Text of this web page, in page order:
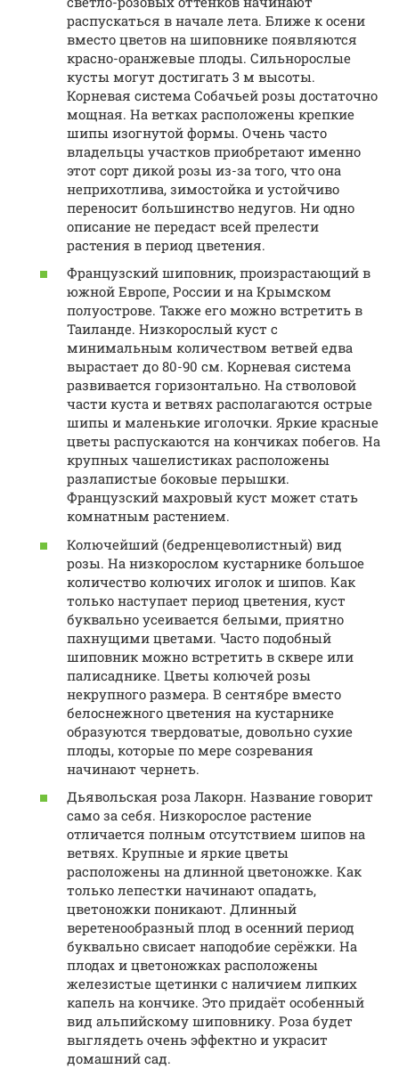
распускаться в начале лета. Ближе к осени
вместо цветов на шиповнике появляются
красно-оранжевые плоды. Сильнорослые
кусты могут достигать 3 м высоты.
Корневая система Собачьей розы достаточно
мощная. На ветках расположены крепкие
шипы изогнутой формы. Очень часто
владельцы участков приобретают именно
этот сорт дикой розы из-за того, что она
неприхотлива, зимостойка и устойчиво
переносит большинство недугов. Ни одно
описание не передаст всей прелести
растения в период цветения.
Французский шиповник, произрастающий в
южной Европе, России и на Крымском
полуострове. Также его можно встретить в
Таиланде. Низкорослый куст с
минимальным количеством ветвей едва
вырастает до 80-90 см. Корневая система
развивается горизонтально. На стволовой
части куста и ветвях располагаются острые
шипы и маленькие иголочки. Яркие красные
цветы распускаются на кончиках побегов. На
крупных чашелистиках расположены
разлапистые боковые перышки.
Французский махровый куст может стать
комнатным растением.
Колючейший (бедренцеволистный) вид
розы. На низкорослом кустарнике большое
количество колючих иголок и шипов. Как
только наступает период цветения, куст
буквально усеивается белыми, приятно
пахнущими цветами. Часто подобный
шиповник можно встретить в сквере или
палисаднике. Цветы колючей розы
некрупного размера. В сентябре вместо
белоснежного цветения на кустарнике
образуются твердоватые, довольно сухие
плоды, которые по мере созревания
начинают чернеть.
Дьявольская роза Лакорн. Название говорит
само за себя. Низкорослое растение
отличается полным отсутствием шипов на
ветвях. Крупные и яркие цветы
расположены на длинной цветоножке. Как
только лепестки начинают опадать,
цветоножки поникают. Длинный
веретенообразный плод в осенний период
буквально свисает наподобие серёжки. На
плодах и цветоножках расположены
железистые щетинки с наличием липких
капель на кончике. Это придаёт особенный
вид альпийскому шиповнику. Роза будет
выглядеть очень эффектно и украсит
домашний сад.